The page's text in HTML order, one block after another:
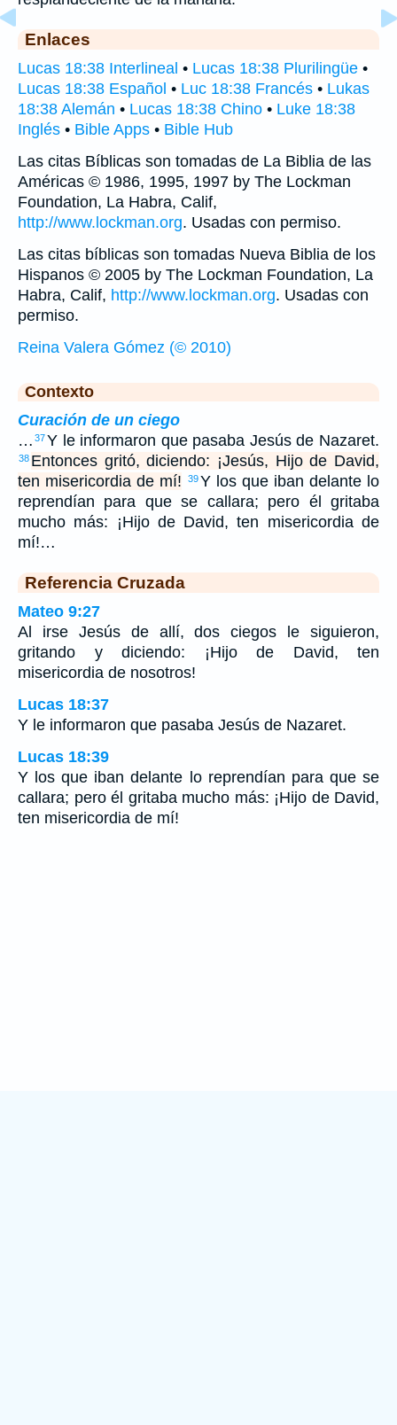
Enlaces
Lucas 18:38 Interlineal • Lucas 18:38 Plurilingüe •
Lucas 18:38 Español • Luc 18:38 Francés • Lukas
18:38 Alemán • Lucas 18:38 Chino • Luke 18:38
Inglés • Bible Apps • Bible Hub
Las citas Bíblicas son tomadas de La Biblia de las
Américas © 1986, 1995, 1997 by The Lockman
Foundation, La Habra, Calif,
http://www.lockman.org. Usadas con permiso.
Las citas bíblicas son tomadas Nueva Biblia de los
Hispanos © 2005 by The Lockman Foundation, La
Habra, Calif, http://www.lockman.org. Usadas con
permiso.
Reina Valera Gómez (© 2010)
Contexto
Curación de un ciego
… 37Y le informaron que pasaba Jesús de Nazaret.
38 Entonces gritó, diciendo: ¡Jesús, Hijo de David,
ten misericordia de mí!
39Y los que iban delante lo
reprendían para que se callara; pero él gritaba
mucho más: ¡Hijo de David, ten misericordia de
mí!…
Referencia Cruzada
Mateo 9:27
Al irse Jesús de allí, dos ciegos le siguieron,
gritando y diciendo: ¡Hijo de David, ten
misericordia de nosotros!
Lucas 18:37
Y le informaron que pasaba Jesús de Nazaret.
Lucas 18:39
Y los que iban delante lo reprendían para que se
callara; pero él gritaba mucho más: ¡Hijo de David,
ten misericordia de mí!